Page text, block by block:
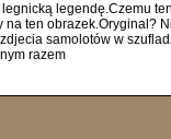
legendę.Czemu
ten obrazek.Oryginal?
samolotów w
razem